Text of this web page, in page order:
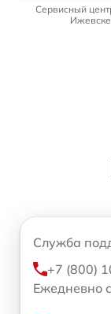
Сервисный
Ижевске
Служба
+7 (800)
Ежедневно